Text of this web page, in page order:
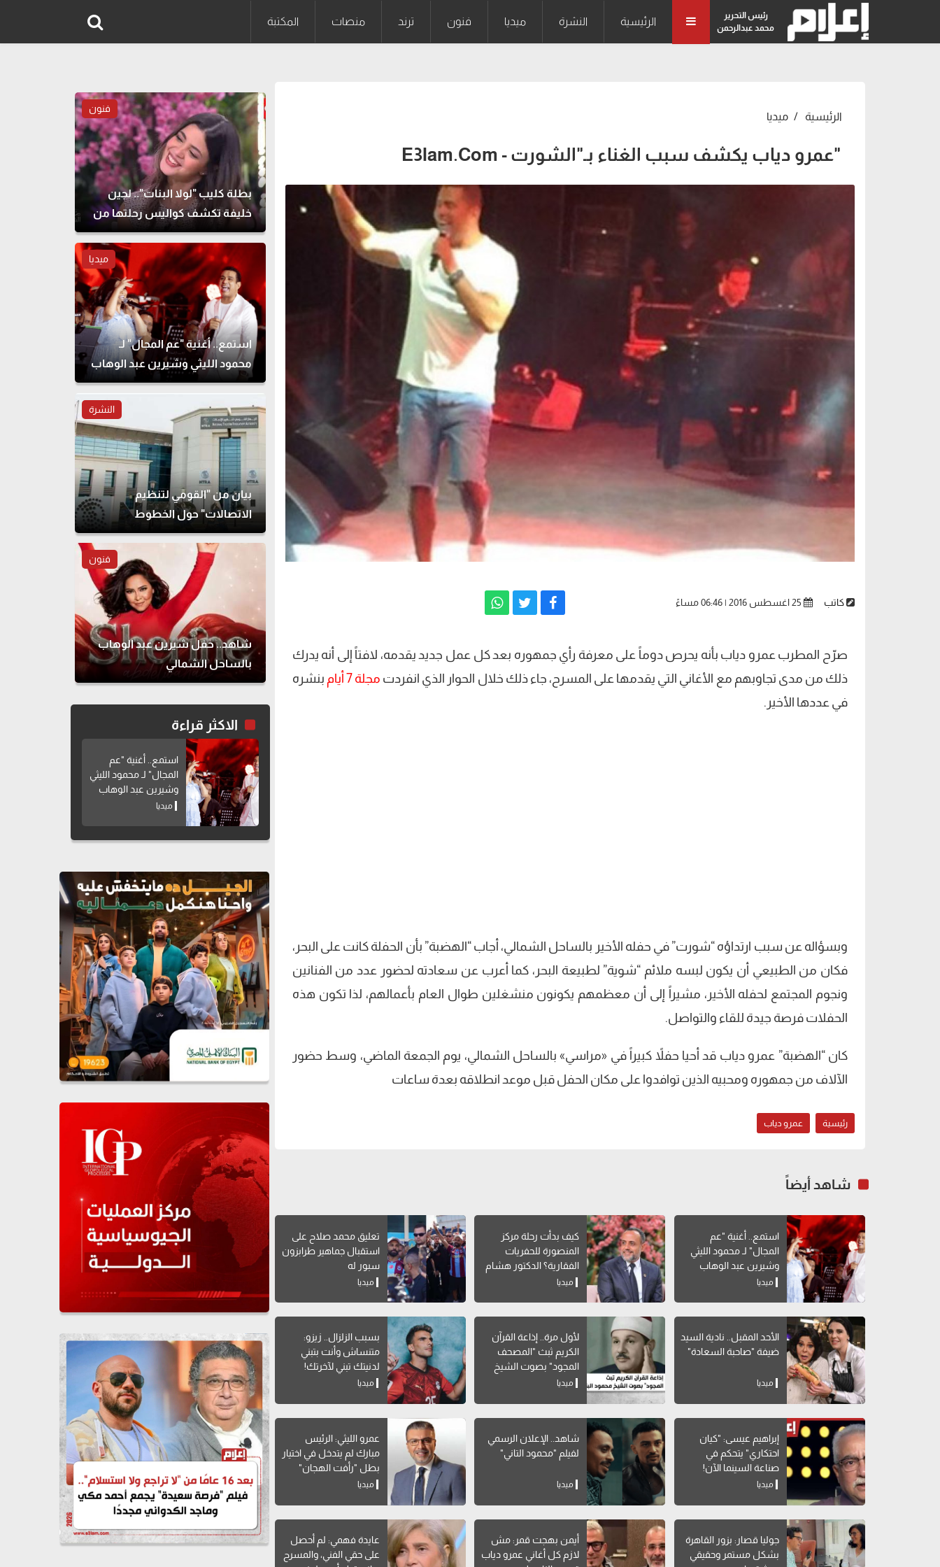
رئيس التحرير
محمد عبدالرحمن
الرئيسية النشرة ميديا فنون ترند منصات المكتبة
الرئيسية ميديا
"عمرو دياب يكشف سبب الغناء بـ"الشورت - E3lam.Com
كاتب
صرّح المطرب عمرو دياب بأنه يحرص دوماً على معرفة رأي جمهوره بعد كل عمل جديد يقدمه، لافتاً إلى أنه يدرك
ذلك من مدى تجاوبهم مع الأغاني التي يقدمها على المسرح، جاء ذلك خلال الحوار الذي انفردت مجلة 7 أيام
بنشره
في عددها الأخير.
وبسؤاله عن سبب ارتداؤه “شورت” في حفله الأخير بالساحل الشمالي، أجاب “الهضبة” بأن الحفلة كانت على البحر،
فكان من الطبيعي أن يكون لبسه ملائم “شوية” لطبيعة البحر، كما أعرب عن سعادته لحضور عدد من الفنانين
ونجوم المجتمع لحفله الأخير، مشيراً إلى أن معظمهم يكونون منشغلين طوال العام بأعمالهم، لذا تكون هذه
الحفلات فرصة جيدة للقاء والتواصل.
كان “الهضبة” عمرو دياب قد أحيا حفلاً كبيراً في «مراسي» بالساحل الشمالي، يوم الجمعة الماضي، وسط حضور
الآلاف من جمهوره ومحبيه الذين توافدوا على مكان الحفل قبل موعد انطلاقه بعدة ساعات
رئيسية عمرو دياب
شاهد أيضاً
استمع.. أغنية "عم
المجال" لـ محمود الليثي
وشيرين عبد الوهاب
ميديا
كيف بدأت رحلة مركز
المنصورة للحفريات
الفقارية؟ الدكتور هشام
سلام يوضح
ميديا
تعليق محمد صلاح على
استقبال جماهير طرابزون
سبور له
ميديا
الأحد المقبل.. نادية السيد
ضيفة "صاحبة السعادة"
ميديا
لأول مرة.. إذاعة القرآن
الكريم ثبث "المصحف
المجود" بصوت الشيخ
محمود البنا
ميديا
بسبب الزلزال.. زيزو:
متنساش وأنت بتبني
لدنيتك تبني لآخرتك!
ميديا
إبراهيم عيسى: "كيان
احتكاري" يتحكم في
صناعة السينما الآن!
ميديا
شاهد.. الإعلان الرسمي
لفيلم "محمود التاني"
ميديا
عمرو الليثي: الرئيس
مبارك لم يتدخل في اختيار
بطل "رأفت الهجان"
ميديا
جوليا قصار: بزور القاهرة
بشكل مستمر وحقيقي
أيمن بهجت قمر: مش
لازم كل أغاني عمرو دياب
عايدة فهمي: لم أحصل
على حقي الفني، والمسرح
فنون
بطلة كليب "لولا البنات".. لجين
خليفة تكشف كواليس رحلتها من
الطب للتمثيل
ميديا
استمع.. أغنية "عم المجال" لـ
محمود الليثي وشيرين عبد الوهاب
النشرة
بيان من "القومي لتنظيم
الاتصالات" حول الخطوط
المسجلة بأسماء مواطنين دون
فنون
شاهد.. حفل شيرين عبد الوهاب
بالساحل الشمالي
الاكثر قراءة
استمع.. أغنية "عم
المجال" لـ محمود الليثي
وشيرين عبد الوهاب
ميديا